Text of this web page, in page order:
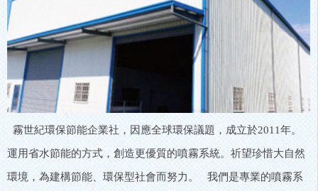
霧世紀環保節能企業社，因應全球環保議題，成立於2011年。
運用省水節能的方式，創造更優質的噴霧系統。祈望珍惜大自然
環境，為建構節能、環保型社會而努力。 我們是專業的噴霧系